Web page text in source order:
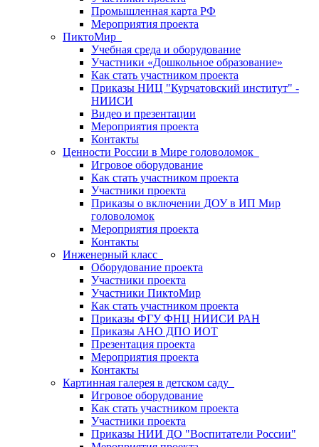
Промышленная карта РФ
Мероприятия проекта
ПиктоМир
Учебная среда и оборудование
Участники «Дошкольное образование»
Как стать участником проекта
Приказы НИЦ "Курчатовский институт" -
НИИСИ
Видео и презентации
Мероприятия проекта
Контакты
Ценности России в Мире головоломок
Игровое оборудование
Как стать участником проекта
Участники проекта
Приказы о включении ДОУ в ИП Мир
головоломок
Мероприятия проекта
Контакты
Инженерный класс
Оборудование проекта
Участники проекта
Участники ПиктоМир
Как стать участником проекта
Приказы ФГУ ФНЦ НИИСИ РАН
Приказы АНО ДПО ИОТ
Презентация проекта
Мероприятия проекта
Контакты
Картинная галерея в детском саду
Игровое оборудование
Как стать участником проекта
Участники проекта
Приказы НИИ ДО "Воспитатели России"